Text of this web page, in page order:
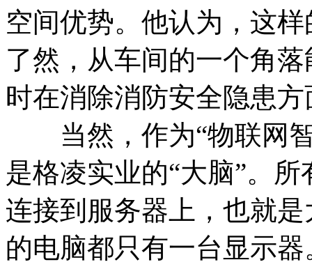
空间优势。他认为，这
了然，从车间的一个角
时在消除消防安全隐患
当然，作为“物联网智
是格凌实业的“大脑”。
连接到服务器上，也就
的电脑都只有一台显示